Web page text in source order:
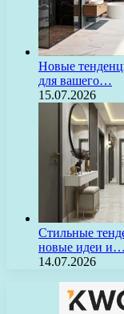
Новые
для вашего…
15.07.2026
Стильные
новые идеи и…
14.07.2026